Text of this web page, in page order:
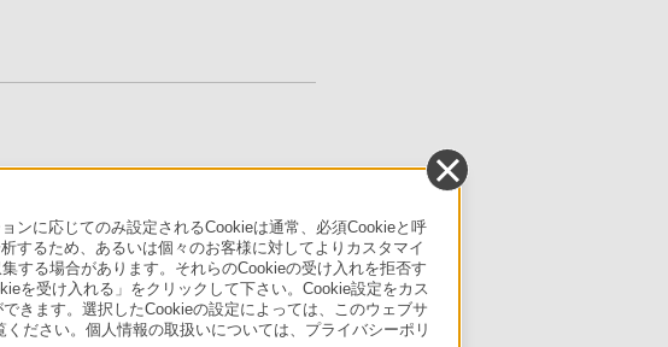
ンに応じてのみ設定されるCookieは通常、必須Cookieと呼
するため、あるいは個々のお客様に対してよりカスタマイ
する場合があります。それらのCookieの受け入れを拒否す
を受け入れる」をクリックして下さい。Cookie設定をカス
きます。選択したCookieの設定によっては、このウェブサ
ださい。個人情報の取扱いについては、プライバシーポリ